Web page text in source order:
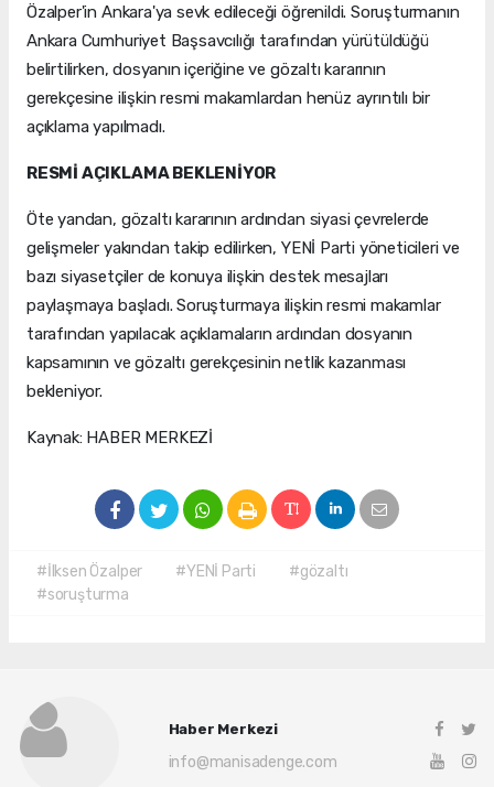
Özalper'in Ankara'ya sevk edileceği öğrenildi. Soruşturmanın
Ankara Cumhuriyet Başsavcılığı tarafından yürütüldüğü
belirtilirken, dosyanın içeriğine ve gözaltı kararının
gerekçesine ilişkin resmi makamlardan henüz ayrıntılı bir
açıklama yapılmadı.
RESMİ AÇIKLAMA BEKLENİYOR
Öte yandan, gözaltı kararının ardından siyasi çevrelerde
gelişmeler yakından takip edilirken, YENİ Parti yöneticileri ve
bazı siyasetçiler de konuya ilişkin destek mesajları
paylaşmaya başladı. Soruşturmaya ilişkin resmi makamlar
tarafından yapılacak açıklamaların ardından dosyanın
kapsamının ve gözaltı gerekçesinin netlik kazanması
bekleniyor.
Kaynak: HABER MERKEZİ
#İlksen Özalper #YENİ Parti
#gözaltı
#soruşturma
Haber Merkezi
info@manisadenge.com